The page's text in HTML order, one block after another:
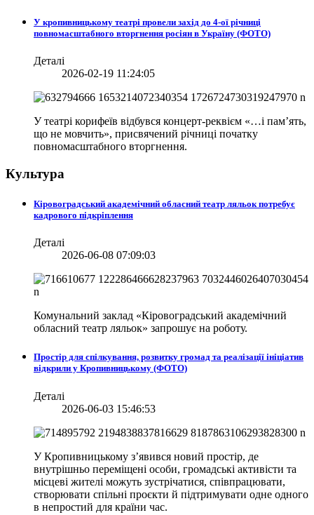
У кропивницькому театрі провели захід до 4-ої річниці
повномасштабного вторгнення росіян в Україну (ФОТО)
Деталі
2026-02-19 11:24:05
У театрі корифеїв відбувся концерт-реквієм «…і пам’ять,
що не мовчить», присвячений річниці початку
повномасштабного вторгнення.
Культура
Кіровоградський академічний обласний театр ляльок потребує
кадрового підкріплення
Деталі
2026-06-08 07:09:03
Комунальний заклад «Кіровоградський академічний
обласний театр ляльок» запрошує на роботу.
Простір для спілкування, розвитку громад та реалізації ініціатив
відкрили у Кропивницькому (ФОТО)
Деталі
2026-06-03 15:46:53
У Кропивницькому з’явився новий простір, де
внутрішньо переміщені особи, громадські активісти та
місцеві жителі можуть зустрічатися, співпрацювати,
створювати спільні проєкти й підтримувати одне одного
в непростий для країни час.